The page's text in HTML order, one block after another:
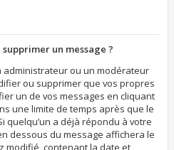
un message ?
administrateur ou un modérateur
ou supprimer que vos propres
un de vos messages en cliquant
une limite de temps après que le
quelqu’un a déjà répondu à votre
dessous du message affichera le
modifié, contenant la date et